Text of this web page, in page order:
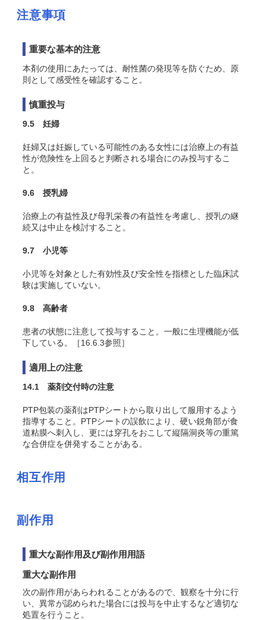
注意事項
重要な基本的注意
本剤の使用にあたっては、耐性菌の発現等を防ぐため、原
則として感受性を確認すること。
慎重投与
9.5 妊婦
妊婦又は妊娠している可能性のある女性には治療上の有益
性が危険性を上回ると判断される場合にのみ投与するこ
と。
9.6 授乳婦
治療上の有益性及び母乳栄養の有益性を考慮し、授乳の継
続又は中止を検討すること。
9.7 小児等
小児等を対象とした有効性及び安全性を指標とした臨床試
験は実施していない。
9.8 高齢者
患者の状態に注意して投与すること。一般に生理機能が低
下している。［16.6.3参照］
適用上の注意
14.1 薬剤交付時の注意
PTP包装の薬剤はPTPシートから取り出して服用するよう
指導すること。PTPシートの誤飲により、硬い鋭角部が食
道粘膜へ刺入し、更には穿孔をおこして縦隔洞炎等の重篤
な合併症を併発することがある。
相互作用
副作用
重大な副作用及び副作用用語
重大な副作用
次の副作用があらわれることがあるので、観察を十分に行
い、異常が認められた場合には投与を中止するなど適切な
処置を行うこと。